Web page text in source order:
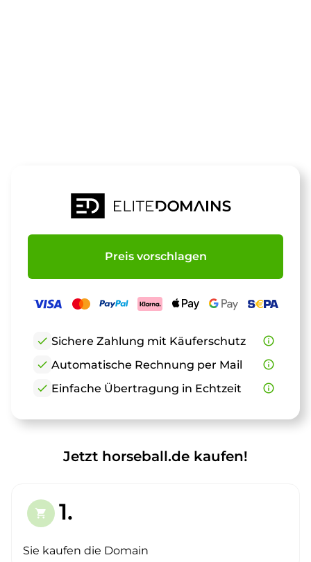
Preis vorschlagen
check Sichere Zahlung mit Käuferschutz
info_outline
check Automatische Rechnung per Mail
info_outline
check Einfache Übertragung in Echtzeit info_outline
Jetzt horseball.de kaufen!
shopping_cart 1.
Sie kaufen die Domain